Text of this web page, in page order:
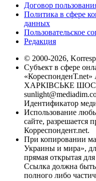
Договор
Политика в сфере
данных
Пользовательское
Редакция
© 2000-2026,
Субъект в сфере
«КореспонденТ.net»
ХАРКІВСЬКЕ ШОСЕ,
Идентификатор
Использование
сайте, разрешается
Корреспондент.net.
При копировании
Украины и мира»,
прямая открытая
Ссылка должна
полного либо